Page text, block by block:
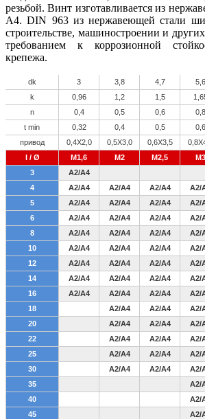
резьбой. Винт изготавливается из
А4. DIN 963 из нержавеющей стали
строительстве, машиностроении и
требованием к коррозионной
крепежа.
dk 3 3,8 4,7 5,6
k
0,96 1,2 1,5
n
0,4 0,5 0,6 0,8
t min
0,32 0,4 0,5 0,6
привод
0,4X2,0 0,5X3,0 0,6X3,5
l / Ø
M1,6 M2 M2,5 M3
3
A2/A4
4
A2/A4 A2/A4 A2/A4
A2/
5
A2/A4 A2/A4 A2/A4 A2/
6
A2/A4 A2/A4 A2/A4 A2/
8
A2/A4 A2/A4 A2/A4 A2/
10
A2/A4 A2/A4 A2/A4 A2/
12
A2/A4 A2/A4 A2/A4 A2/
14
A2/A4 A2/A4 A2/A4 A2/
16
A2/A4 A2/A4 A2/A4 A2/
18
A2/A4 A2/A4 A2/
20
A2/A4 A2/A4 A2/
22
A2/A4 A2/A4 A2/
25
A2/A4 A2/A4 A2/
30
A2/A4 A2/A4 A2/
35
A2/
40
A2/
45
A2/